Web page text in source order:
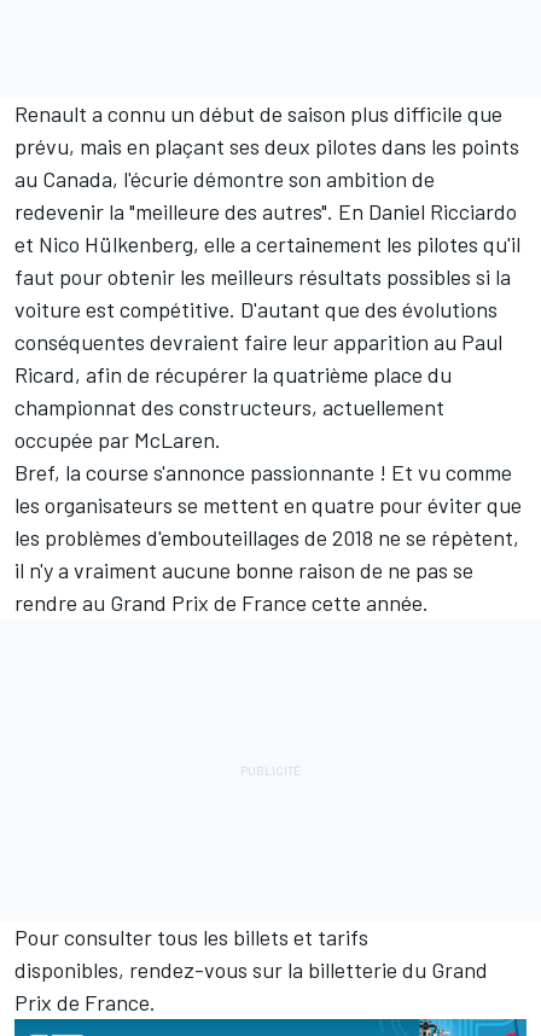
Renault a connu un début de saison plus difficile que
prévu, mais en plaçant ses deux pilotes dans les points
au Canada, l'écurie démontre son ambition de
redevenir la "meilleure des autres". En Daniel Ricciardo
et Nico Hülkenberg, elle a certainement les pilotes qu'il
faut pour obtenir les meilleurs résultats possibles si la
voiture est compétitive. D'autant que des évolutions
conséquentes devraient faire leur apparition au Paul
Ricard, afin de récupérer la quatrième place du
championnat des constructeurs, actuellement
occupée par McLaren.
Bref, la course s'annonce passionnante ! Et vu comme
les organisateurs se mettent en quatre pour éviter que
les problèmes d'embouteillages de 2018 ne se répètent,
il n'y a vraiment aucune bonne raison de ne pas se
rendre au Grand Prix de France cette année.
Pour consulter tous les billets et tarifs
disponibles, rendez-vous sur la billetterie du Grand
Prix de France.